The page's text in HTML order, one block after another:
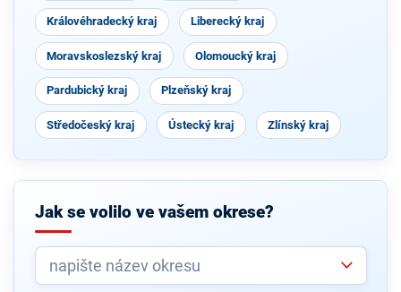
Královéhradecký kraj Liberecký kraj
Moravskoslezský kraj Olomoucký kraj
Pardubický kraj Plzeňský kraj
Středočeský kraj Ústecký kraj Zlínský kraj
Jak se volilo ve vašem okrese?